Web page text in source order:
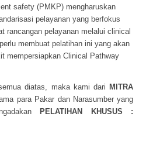
safety (PMKP) mengharuskan
pelayanan yang berfokus
rancangan pelayanan melalui clinical
membuat pelatihan ini yang akan
mempersiapkan Clinical Pathway
diatas, maka kami dari MITRA
para Pakar dan Narasumber yang
PELATIHAN KHUSUS :